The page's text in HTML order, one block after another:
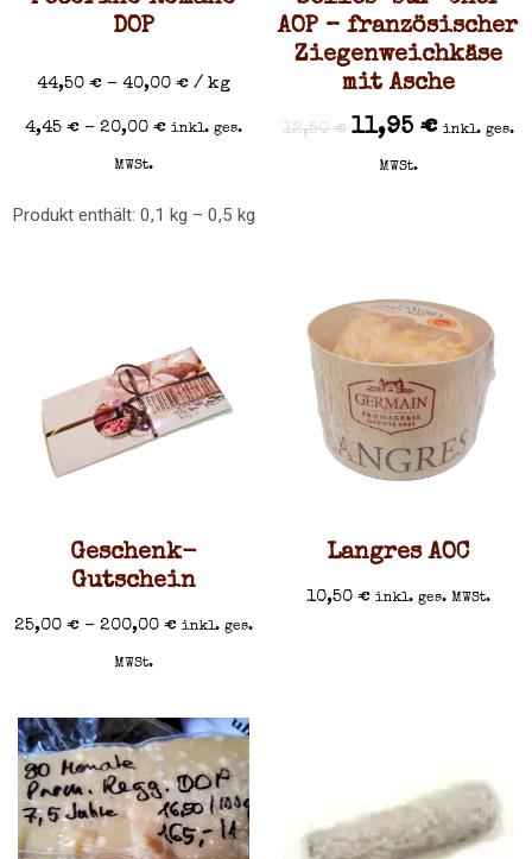
DOP
44,50€ –40,00€ /kg
4,45€ –20,00€ inkl. ges.
MWSt.
Produkt enthält: 0,1 kg – 0,5 kg
AOP – französischer
Ziegenweichkäse
mit Asche
12,50€ 11,95 € inkl. ges.
MWSt.
Geschenk-
Gutschein
25,00€ –200,00€ inkl. ges.
MWSt.
Langres AOC
10,50 € inkl. ges. MWSt.